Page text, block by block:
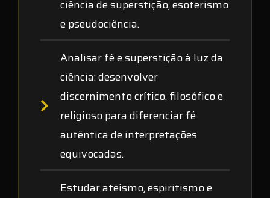
ciência de superstição, esoterismo
e pseudociência.
Analisar fé e superstição à luz da
ciência: desenvolver
discernimento crítico, filosófico e
religioso para diferenciar fé
autêntica de interpretações
equivocadas.
Estudar ateísmo, espiritismo e